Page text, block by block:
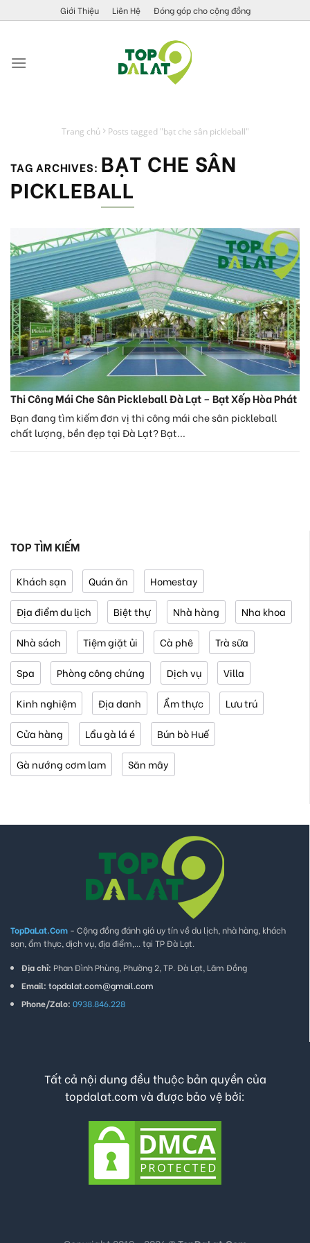
to
Giới Thiệu Liên Hệ Đóng góp cho cộng đồng
Trang chủ Posts tagged "bạt che sân pickleball"
TAG ARCHIVES: BẠT CHE SÂN
PICKLEBALL
Thi Công Mái Che Sân Pickleball Đà Lạt – Bạt Xếp Hòa Phát
Bạn đang tìm kiếm đơn vị thi công mái che sân pickleball
chất lượng, bền đẹp tại Đà Lạt? Bạt...
TOP TÌM KIẾM
Khách sạn Quán ăn Homestay
Địa điểm du lịch Biệt thự Nhà hàng Nha khoa
Nhà sách Tiệm giặt ủi Cà phê Trà sữa
Spa Phòng công chứng Dịch vụ Villa
Kinh nghiệm Địa danh Ẩm thực Lưu trú
Cửa hàng Lẩu gà lá é Bún bò Huế
Gà nướng cơm lam Săn mây
TopDaLat.Com - Cộng đồng đánh giá uy tín về du lịch, nhà hàng, khách
sạn, ẩm thực, dịch vụ, địa điểm,... tại TP Đà Lạt.
Địa chỉ: Phan Đình Phùng, Phường 2, TP. Đà Lạt, Lâm Đồng
Email: topdalat.com@gmail.com
Phone/Zalo: 0938.846.228
Tất cả nội dung đều thuộc bản quyền của
topdalat.com và được bảo vệ bởi: